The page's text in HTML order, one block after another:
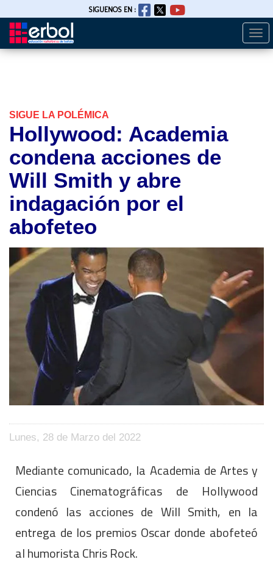
Pasar
SIGUENOS EN :
SIGUE LA POLÉMICA
Hollywood: Academia
condena acciones de
Will Smith y abre
indagación por el
abofeteo
Lunes, 28 de Marzo del 2022
Mediante comunicado, la Academia de Artes y
Ciencias Cinematográficas de Hollywood
condenó las acciones de Will Smith, en la
entrega de los premios Oscar donde abofeteó
al humorista Chris Rock.